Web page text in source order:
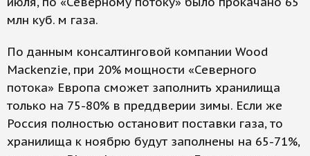
млн куб. м газа.
По данным консалтинговой компании Wood
Mackenzie, при 20% мощности «Северного
потока» Европа сможет заполнить хранилища
только на 75-80% в преддверии зимы. Если же
Россия полностью остановит поставки газа, то
хранилища к ноябрю будут заполнены на 65-71%,